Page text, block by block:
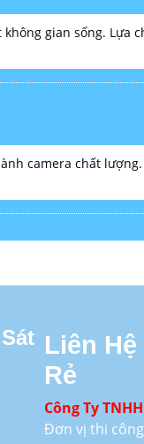
gian sống. Lựa
camera chất
Liên
Rẻ
Công Ty
Đơn vị thi